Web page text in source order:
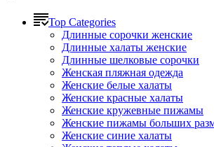
Top Categories
Длинные сорочки женские
Длинные халаты женские
Длинные шелковые сорочки
Женская пляжная одежда
Женские белые халаты
Женские красные халаты
Женские кружевные пижамы
Женские пижамы больших
Женские синие халаты